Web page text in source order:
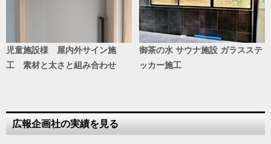
児童施設様 屋内外サイン施
工 素材と太さと組み合わせ
御茶の水 サウナ施設 ガラスステ
ッカー施工
広報企画社の実績を見る